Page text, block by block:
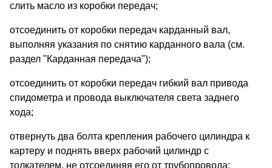
слить масло из коробки передач;
отсоединить от коробки передач карданный вал,
выполняя указания по снятию карданного вала (см.
раздел "Карданная передача");
отсоединить от коробки передач гибкий вал привода
спидометра и провода выключателя света заднего
хода;
отвернуть два болта крепления рабочего цилиндра к
картеру и поднять вверх рабочий цилиндр с
толкателем, не отсоединяя его от трубопровода;